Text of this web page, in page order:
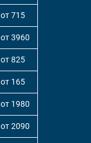
от 715
от 3960
от 825
от 165
от 1980
от 2090